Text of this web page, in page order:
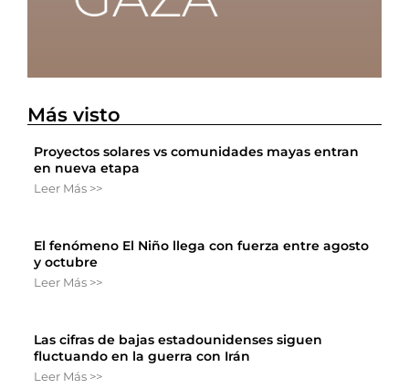
Más visto
Proyectos solares vs comunidades mayas entran
en nueva etapa
Leer Más >>
El fenómeno El Niño llega con fuerza entre agosto
y octubre
Leer Más >>
Las cifras de bajas estadounidenses siguen
fluctuando en la guerra con Irán
Leer Más >>